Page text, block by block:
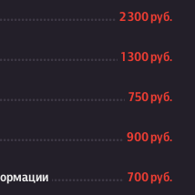
2 300 руб.
1 300 руб.
750 руб.
900 руб.
700 руб.